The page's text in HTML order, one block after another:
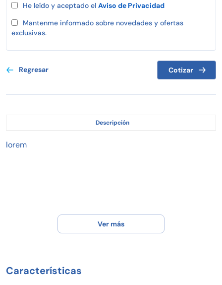
He leído y aceptado el Aviso de Privacidad
Mantenme informado sobre novedades y ofertas
exclusivas.
Regresar Cotizar
Descripción
lorem
Ver más
Características